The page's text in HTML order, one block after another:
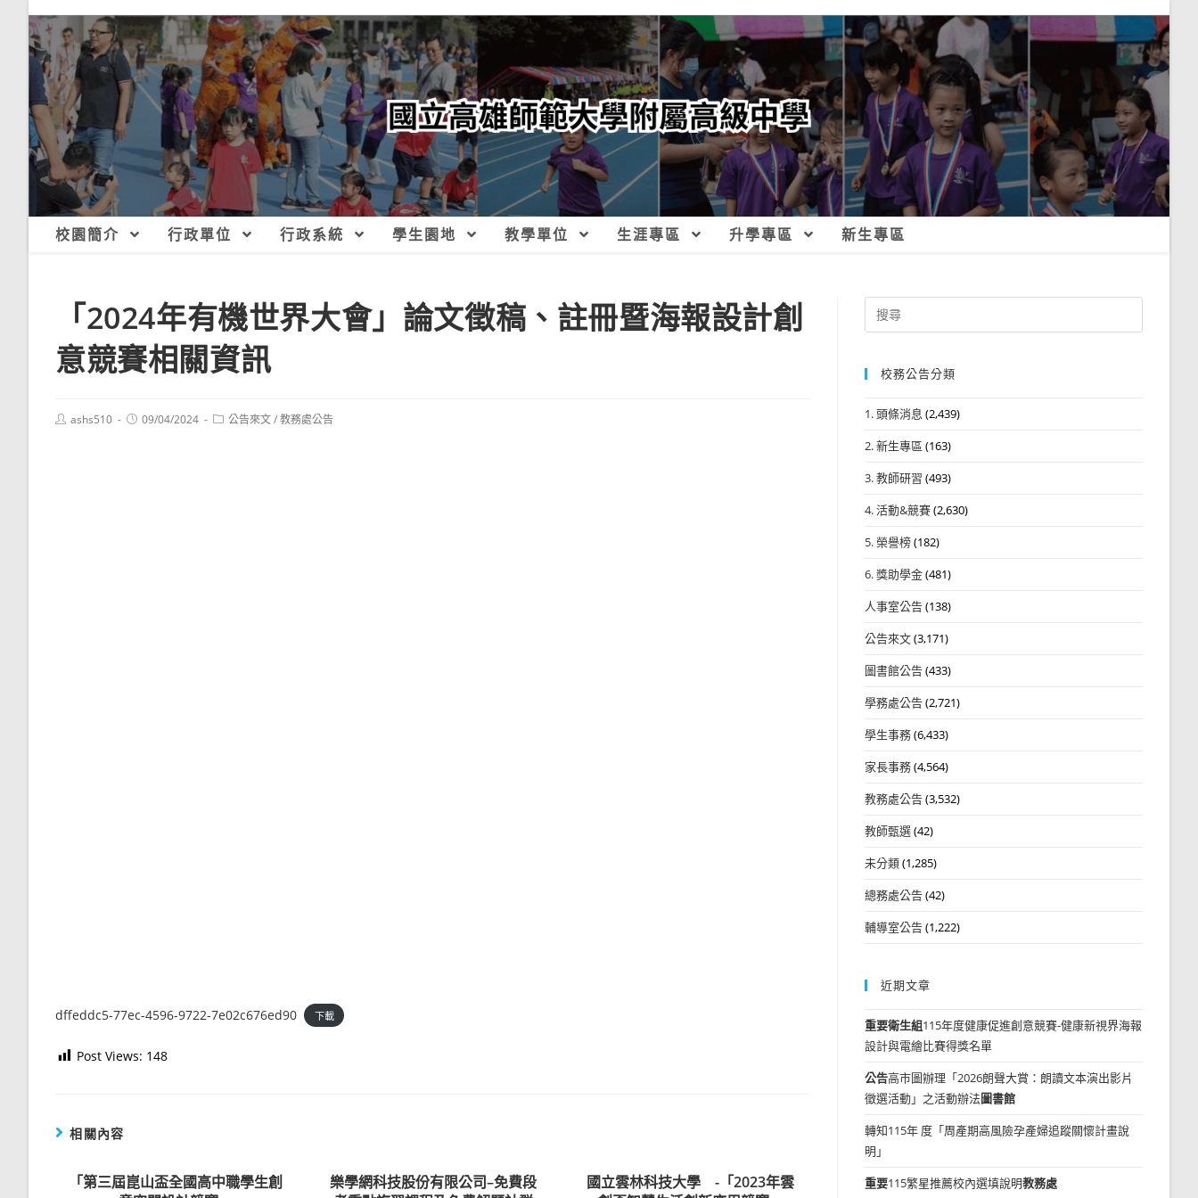
校園簡介 行政單位 行政系統 學生園地 教學單位 生涯專區 升學專區 新生專區
「2024年有機世界大會」論文徵稿、註冊暨海報設計創
意競賽相關資訊
Postashs510
Post09/04/2024
Post公告來文/教務處公告
dffeddc5-77ec-4596-9722-7e02c676ed90 下載
Post Views: 148
相關內容
「第三屆崑山盃全國高中職學生創
樂學網科技股份有限公司–免費段
國立雲林科技大學 -「2023年雲
Search
for:
校務公告分類
1. 頭條消息 (2,439)
2. 新生專區 (163)
3. 教師研習 (493)
4. 活動&競賽(2,630)
5. 榮譽榜(182)
6. 獎助學金(481)
人事室公告(138)
公告來文(3,171)
圖書館公告(433)
學務處公告(2,721)
學生事務(6,433)
家長事務(4,564)
教務處公告(3,532)
教師甄選(42)
未分類(1,285)
總務處公告(42)
輔導室公告(1,222)
近期文章
重要衛生組115年度健康促進創意競賽-健康新視界海報
設計與電繪比賽得獎名單
公告高市圖辦理「2026朗聲大賞：朗讀文本演出影片
徵選活動」之活動辦法圖書館
轉知115年 度「周產期高風險孕產婦追蹤關懷計畫說
明」
重要115繁星推薦校內選填說明教務處